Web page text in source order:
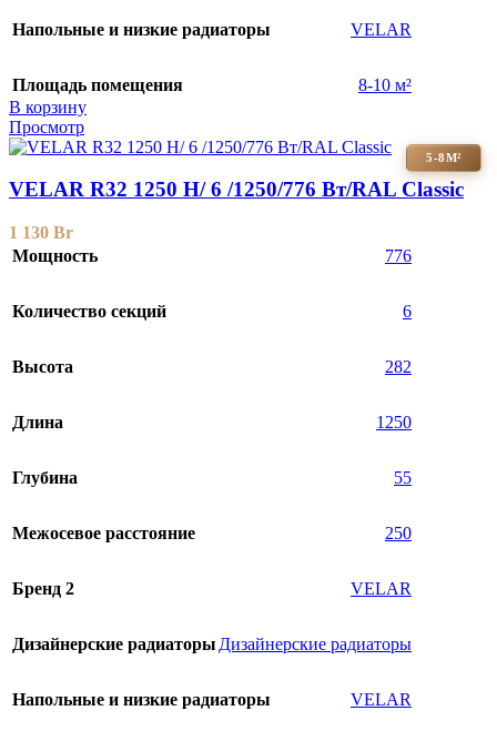
Напольные и низкие радиаторы VELAR
Площадь помещения
8-10 м²
В корзину
Просмотр
5-8М²
VELAR R32 1250 H/ 6 /1250/776 Вт/RAL Classic
1 130 Br
Мощность
776
Количество секций 6
Высота 282
Длина 1250
Глубина 55
Межосевое расстояние 250
Бренд 2 VELAR
Дизайнерские радиаторы Дизайнерские радиаторы
Напольные и низкие радиаторы VELAR